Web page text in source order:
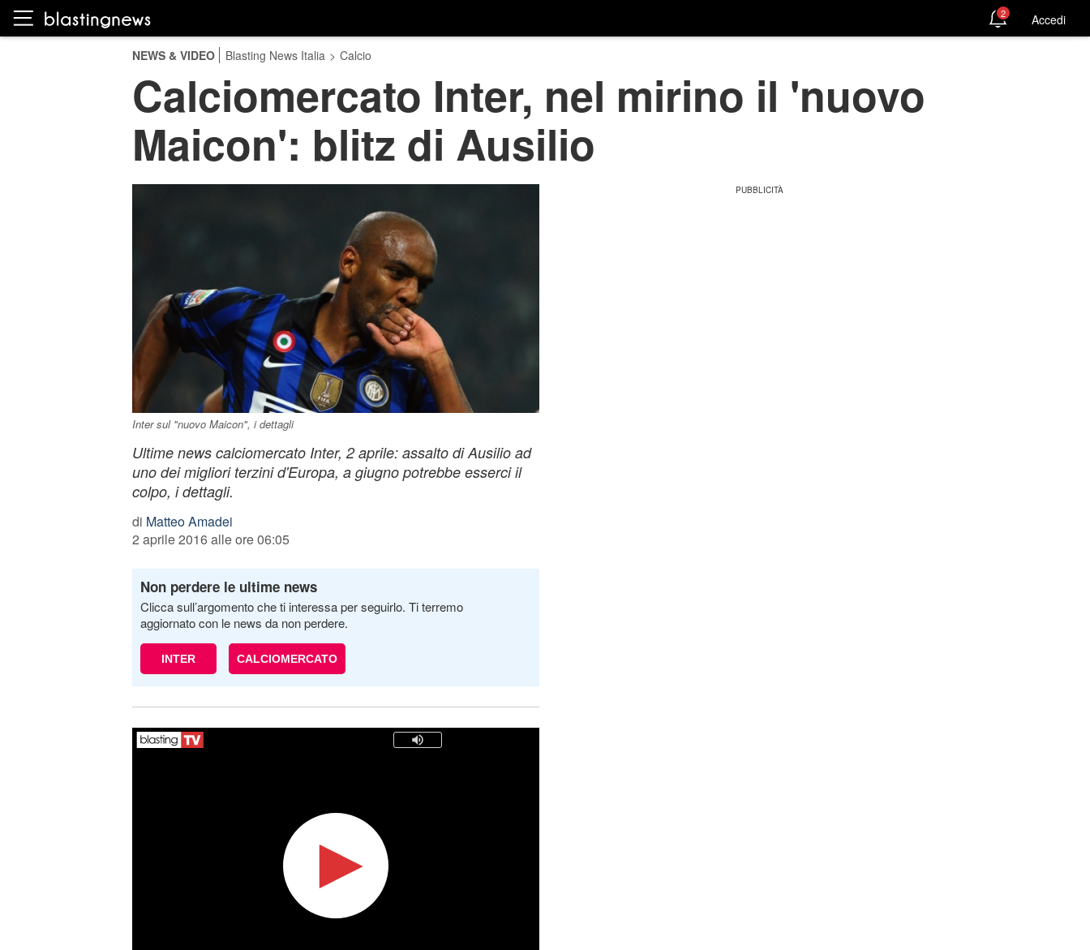
2 Accedi
NEWS & VIDEO Blasting News Italia > Calcio
Calciomercato Inter, nel mirino il 'nuovo
Maicon': blitz di Ausilio
Inter sul "nuovo Maicon", i dettagli
Ultime news calciomercato Inter, 2 aprile: assalto di Ausilio ad
uno dei migliori terzini d'Europa, a giugno potrebbe esserci il
colpo, i dettagli.
di Matteo Amadei
2 aprile 2016 alle ore 06:05
Non perdere le ultime news
Clicca sull’argomento che ti interessa per seguirlo. Ti terremo
aggiornato con le news da non perdere.
INTER CALCIOMERCATO